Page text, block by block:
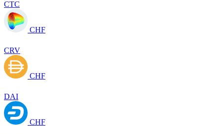
CTC
CHF
CRV
CHF
DAI
CHF